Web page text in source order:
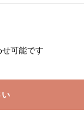
可能です
い